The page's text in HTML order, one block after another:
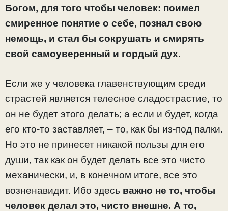
Богом, для того чтобы человек: поимел
смиренное понятие о себе, познал свою
немощь, и стал бы сокрушать и смирять
свой самоуверенный и гордый дух.
Если же у человека главенствующим среди
страстей является телесное сладострастие, то
он не будет этого делать; а если и будет, когда
его кто-то заставляет, – то, как бы из-под палки.
Но это не принесет никакой пользы для его
души, так как он будет делать все это чисто
механически, и, в конечном итоге, все это
возненавидит. Ибо здесь важно не то, чтобы
человек делал это, чисто внешне. А то,